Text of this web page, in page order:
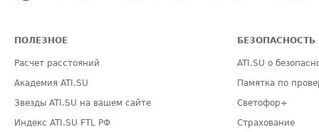
ПОЛЕЗНОЕ
Расчет расстояний
Академия ATI.SU
Звезды ATI.SU на вашем сайте
Индекс ATI.SU FTL РФ
БЕЗОПАСНОСТЬ
ATI.SU о
Памятка по
Светофор+
Страхование